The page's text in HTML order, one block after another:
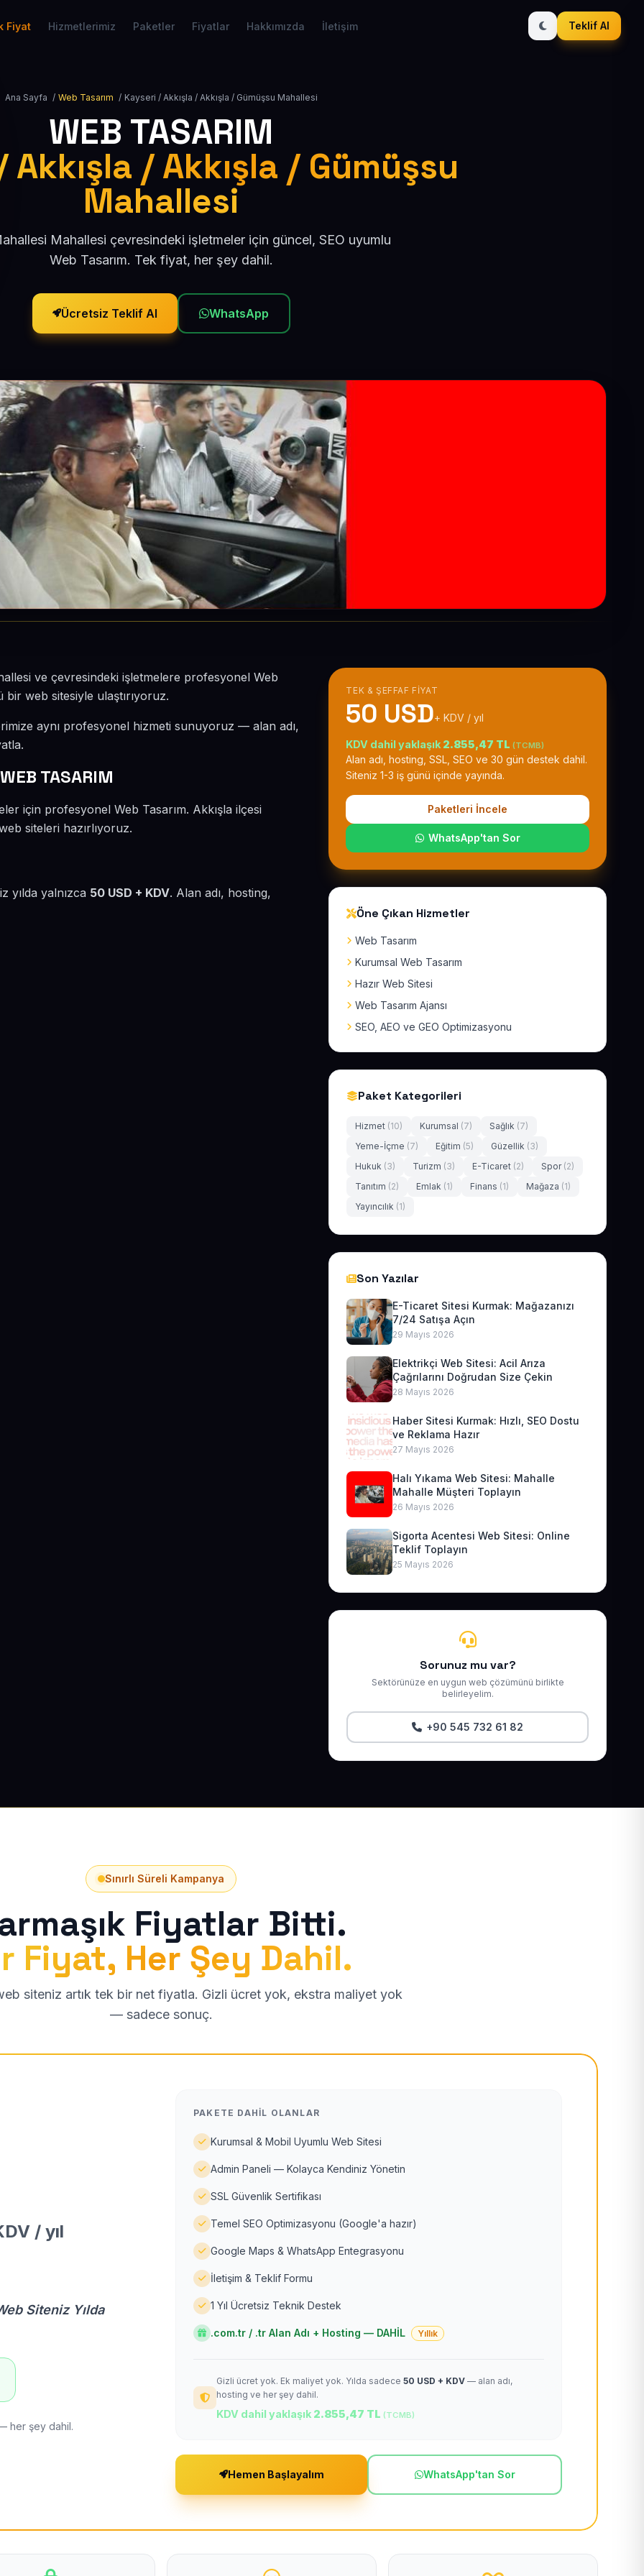
Fiyat Hizmetlerimiz Paketler Fiyatlar Hakkımızda İletişim Teklif Al
Ana Sayfa / Web Tasarım / Kayseri / Akkışla / Akkışla / Gümüşsu Mahallesi
WEB TASARIM
/ Akkışla / Gümüşsu
Mahallesi
Mahallesi çevresindeki işletmeler için güncel, SEO uyumlu
Web Tasarım. Tek fiyat, her şey dahil.
Ücretsiz Teklif Al WhatsApp
ve çevresindeki işletmelere profesyonel Web
web sitesiyle ulaştırıyoruz.
aynı profesyonel hizmeti sunuyoruz — alan adı,
TASARIM
için profesyonel Web Tasarım. Akkışla ilçesi
siteleri hazırlıyoruz.
yılda yalnızca 50 USD + KDV. Alan adı, hosting,
TEK & ŞEFFAF FIYAT
50 USD+ KDV / yıl
KDV dahil yaklaşık 2.855,47 TL (TCMB)
Alan adı, hosting, SSL, SEO ve 30 gün destek dahil.
Siteniz 1-3 iş günü içinde yayında.
Paketleri İncele
WhatsApp'tan Sor
Öne Çıkan Hizmetler
Web Tasarım
Kurumsal Web Tasarım
Hazır Web Sitesi
Web Tasarım Ajansı
SEO, AEO ve GEO Optimizasyonu
Paket Kategorileri
Hizmet (10) Kurumsal (7) Sağlık (7)
Yeme-İçme (7) Eğitim (5) Güzellik (3)
Hukuk (3) Turizm (3) E-Ticaret (2) Spor (2)
Tanıtım (2) Emlak (1) Finans (1) Mağaza (1)
Yayıncılık (1)
Son Yazılar
E-Ticaret Sitesi Kurmak: Mağazanızı
7/24 Satışa Açın
29 Mayıs 2026
Elektrikçi Web Sitesi: Acil Arıza
Çağrılarını Doğrudan Size Çekin
28 Mayıs 2026
Haber Sitesi Kurmak: Hızlı, SEO Dostu
ve Reklama Hazır
27 Mayıs 2026
Halı Yıkama Web Sitesi: Mahalle
Mahalle Müşteri Toplayın
26 Mayıs 2026
Sigorta Acentesi Web Sitesi: Online
Teklif Toplayın
25 Mayıs 2026
Sorunuz mu var?
Sektörünüze en uygun web çözümünü birlikte
belirleyelim.
+90 545 732 61 82
Sınırlı Süreli Kampanya
Fiyatlar Bitti.
Fiyat, Her Şey Dahil.
siteniz artık tek bir net fiyatla. Gizli ücret yok, ekstra maliyet yok
— sadece sonuç.
/ yıl
Siteniz Yılda
her şey dahil.
PAKETE DAHIL OLANLAR
Kurumsal & Mobil Uyumlu Web Sitesi
Admin Paneli — Kolayca Kendiniz Yönetin
SSL Güvenlik Sertifikası
Temel SEO Optimizasyonu (Google'a hazır)
Google Maps & WhatsApp Entegrasyonu
İletişim & Teklif Formu
1 Yıl Ücretsiz Teknik Destek
.com.tr / .tr Alan Adı + Hosting — DAHİL Yıllık
Gizli ücret yok. Ek maliyet yok. Yılda sadece 50 USD + KDV — alan adı,
hosting ve her şey dahil.
KDV dahil yaklaşık 2.855,47 TL (TCMB)
Hemen Başlayalım WhatsApp'tan Sor